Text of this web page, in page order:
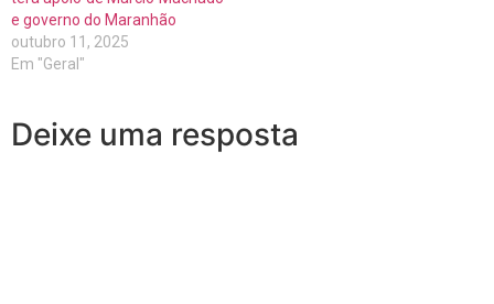
e governo do Maranhão
outubro 11, 2025
Em "Geral"
Deixe uma resposta